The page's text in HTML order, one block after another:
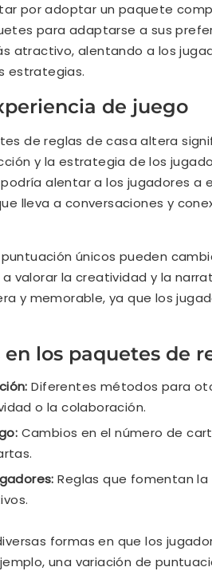
por adoptar un paquete
para adaptarse a sus
atractivo, alentando a los
estrategias.
de juego
de reglas de casa altera
y la estrategia de los
alentar a los jugadores a
lleva a conversaciones y
únicos pueden
valorar la creatividad y la
y memorable, ya que los
los paquetes de
Diferentes métodos para
o la colaboración.
Cambios en el número de
Reglas que fomentan
formas en que los
una variación de